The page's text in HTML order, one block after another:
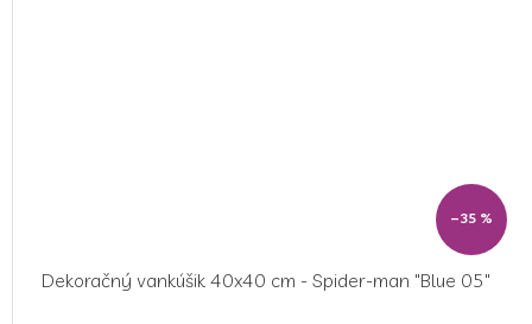
–35 %
Dekoračný vankúšik 40x40 cm - Spider-man "Blue 05"